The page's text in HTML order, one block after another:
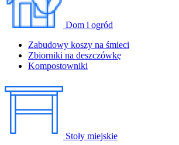
Dom i ogród
Zabudowy koszy na śmieci
Zbiorniki na deszczówkę
Kompostowniki
Stoły miejskie